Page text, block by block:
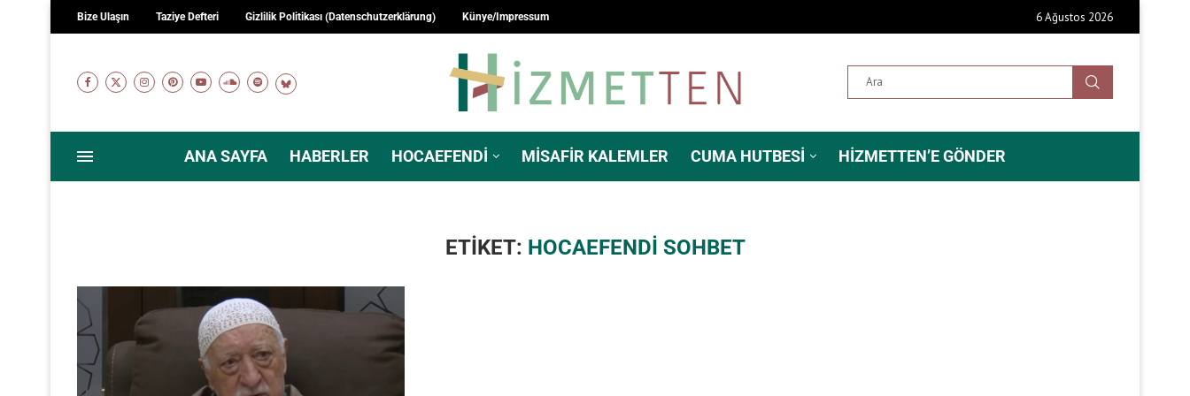
Bize Ulaşın Taziye Defteri Gizlilik Politikası (Datenschutzerklärung) Künye/Impressum 6 Ağustos 2026
ANA SAYFA HABERLER HOCAEFENDI MISAFIR KALEMLER CUMA HUTBESI HIZMETTEN’E GÖNDER
ETIKET: HOCAEFENDI SOHBET